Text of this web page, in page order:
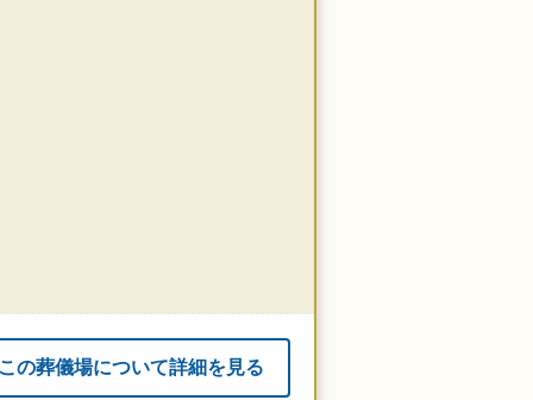
の葬儀場について詳細を見る